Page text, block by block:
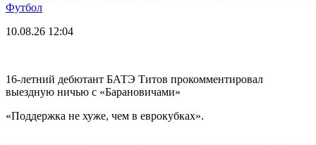
Футбол
10.08.26 12:04
16-летний дебютант БАТЭ Титов прокомментировал
выездную ничью с «Барановичами»
«Поддержка не хуже, чем в еврокубках».